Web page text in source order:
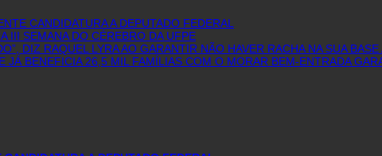
CANDIDATURA A DEPUTADO FEDERAL
III SEMANA DO CÉREBRO DA UFPE
DIZ RAQUEL LYRA AO GARANTIR NÃO HAVER RACHA NA SUA BASE
JÁ BENEFICIA 26,5 MIL FAMÍLIAS COM O MORAR BEM-ENTRADA